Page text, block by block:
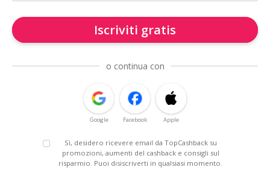
Iscriviti gratis
o continua con
Google Facebook Apple
Sì, desidero ricevere email da TopCashback su
promozioni, aumenti del cashback e consigli sul
risparmio. Puoi disiscriverti in qualsiasi momento.